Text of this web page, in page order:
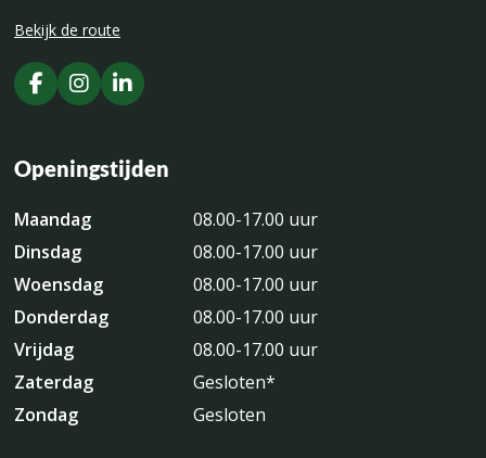
Bekijk de route
Openingstijden
Maandag
08.00-17.00 uur
Dinsdag
08.00-17.00 uur
Woensdag
08.00-17.00 uur
Donderdag
08.00-17.00 uur
Vrijdag
08.00-17.00 uur
Zaterdag
Gesloten*
Zondag
Gesloten